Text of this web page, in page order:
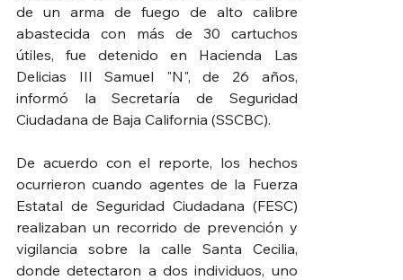
de un arma de fuego de alto calibre
abastecida con más de 30 cartuchos
útiles, fue detenido en Hacienda Las
Delicias III Samuel "N", de 26 años,
informó la Secretaría de Seguridad
Ciudadana de Baja California (SSCBC).
De acuerdo con el reporte, los hechos
ocurrieron cuando agentes de la Fuerza
Estatal de Seguridad Ciudadana (FESC)
realizaban un recorrido de prevención y
vigilancia sobre la calle Santa Cecilia,
donde detectaron a dos individuos, uno